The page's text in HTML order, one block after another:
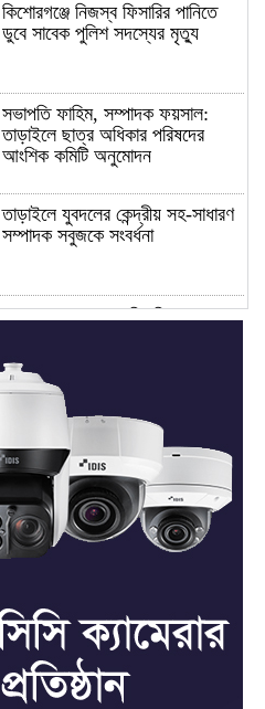
কিশোরগঞ্জে নিজস্ব ফিসারির পানিতে
ডুবে সাবেক পুলিশ সদস্যের মৃত্যু
সভাপতি ফাহিম, সম্পাদক ফয়সাল:
তাড়াইলে ছাত্র অধিকার পরিষদের
আংশিক কমিটি অনুমোদন
তাড়াইলে যুবদলের কেন্দ্রীয় সহ-সাধারণ
সম্পাদক সবুজকে সংবর্ধনা
৪ মন্ত্রণালয়ে নতুন সচিব নিয়োগ, ২
শেখ হাসিনার সঙ্গে পালানোর ফ্লাইট
কীভাবে মিস করেছিলেন সালমান এফ
রহমান
ভাত রান্নার সময় নরম হয়ে গেলে কী
করবেন
মৃত্যুদণ্ড বাদ না দেওয়ায়
প্রত্যক্ষদর্শীদের তথ্য দেয়নি জাতিসংঘ:
ট্রাইব্যুনালকে প্রসিকিউটর